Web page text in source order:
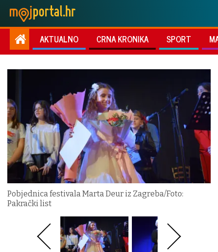
AKTUALNO CRNA KRONIKA SPORT
Pobjednica festivala Marta Deur iz Zagreba/Foto:
Pakrački list